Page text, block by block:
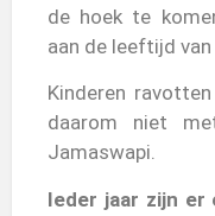
van
de hoek te
aan de leeftijd
Kinderen
daarom niet
Jamaswapi.
Ieder jaar zijn